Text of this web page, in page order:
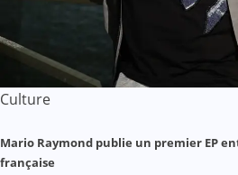
Culture
Mario Raymond publie un premier EP
française